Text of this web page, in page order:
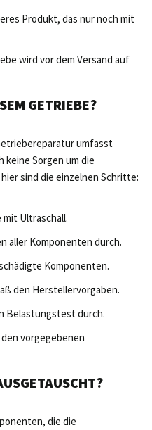
Produkt, das nur noch mit
wird vor dem Versand auf
GETRIEBE?
umfasst
keine Sorgen um die
sind die einzelnen Schritte:
Ultraschall.
aller Komponenten durch.
Komponenten.
den Herstellervorgaben.
Belastungstest durch.
vorgegebenen
die die